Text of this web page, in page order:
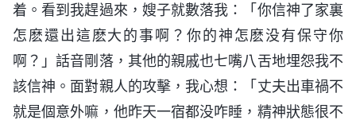
着。看到我趕過來，嫂子就數落我：「你信神了家裏
怎麽還出這麽大的事啊？你的神怎麽没有保守你
啊？」話音剛落，其他的親戚也七嘴八舌地埋怨我不
該信神。面對親人的攻擊，我心想：「丈夫出車禍不
就是個意外嘛，他昨天一宿都没咋睡，精神狀態很不